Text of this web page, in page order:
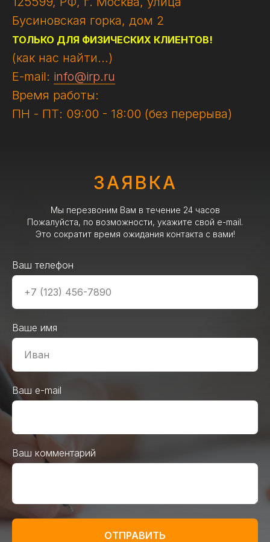
Бусиновская горка, дом 2
ТОЛЬКО ДЛЯ ФИЗИЧЕСКИХ КЛИЕНТОВ!
(как нас найти...)
E-mail: info@irp.ru
Время работы:
ПН - ПТ: 09:00 - 18:00 (без перерыва)
ЗАЯВКА
Мы перезвоним Вам в течение 24 часов
Пожалуйста, по возможности, укажите свой e-mail.
Это сократит время ожидания контакта с вами!
Ваш телефон
Ваше имя
Ваш e-mail
Ваш комментарий
ОТПРАВИТЬ